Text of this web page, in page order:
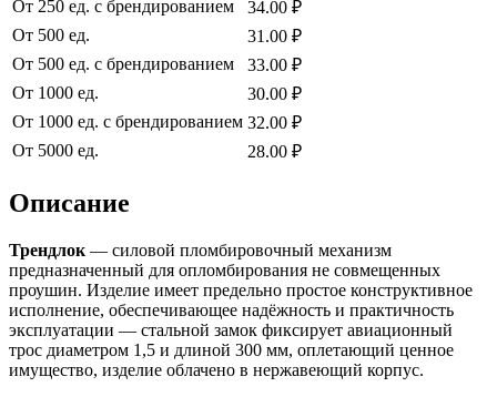
От 250 ед. с брендированием
34.00 ₽
От 500 ед.
31.00 ₽
От 500 ед. с брендированием
33.00 ₽
От 1000 ед.
30.00 ₽
От 1000 ед. с брендированием 32.00 ₽
От 5000 ед.
28.00 ₽
Описание
Трендлок — силовой пломбировочный механизм
предназначенный для опломбирования не совмещенных
проушин. Изделие имеет предельно простое конструктивное
исполнение, обеспечивающее надёжность и практичность
эксплуатации — стальной замок фиксирует авиационный
трос диаметром 1,5 и длиной 300 мм, оплетающий ценное
имущество, изделие облачено в нержавеющий корпус.